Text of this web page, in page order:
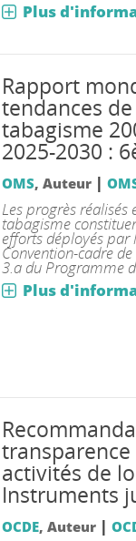
Plus
Rapport
tendances
tabagisme
2025-2030 :
OMS, Auteur |
Les progrès
tabagisme
efforts déployés
Convention-cadre
3.a du Programme
Plus
activités de
Instruments
OCDE, Auteur |